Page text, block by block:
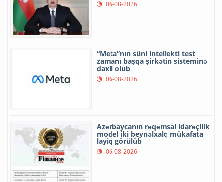
06-08-2026
“Meta”nın süni intellekti test
zamanı başqa şirkətin sisteminə
daxil olub
06-08-2026
Azərbaycanın rəqəmsal idarəçilik
model iki beynəlxalq mükafata
layiq görülüb
06-08-2026